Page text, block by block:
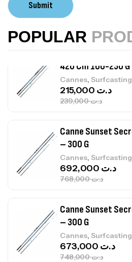
Submit
POPULAR
Accastillage bateau
420 Cm 100-250 G
Cannes, Surfcasting
د.ت239,000
د.ت
Canne Sunset
– 300 G
Cannes, Surfcasting
د.ت768,000
د.ت
Canne Sunset
– 300 G
Cannes, Surfcasting
د.ت748,000
د.ت